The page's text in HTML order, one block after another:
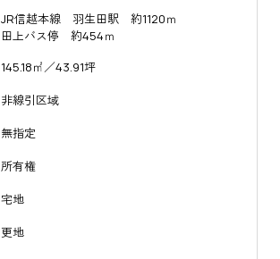
JR信越本線 羽生田駅 約1120ｍ
田上バス停 約454ｍ
145.18㎡／43.91坪
非線引区域
無指定
所有権
宅地
更地